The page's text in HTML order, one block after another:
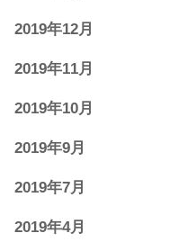
2019年12月
2019年11月
2019年10月
2019年9月
2019年7月
2019年4月